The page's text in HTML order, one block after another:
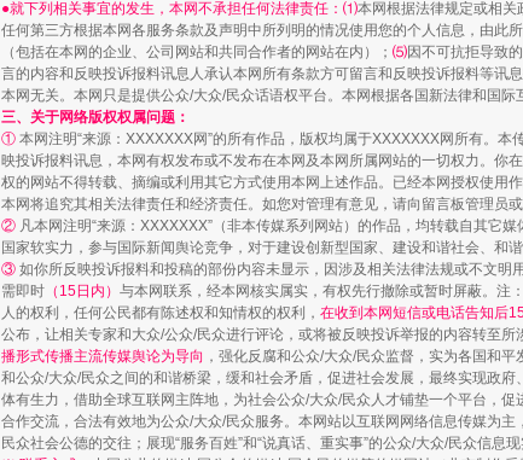
●就下列相关事宜的发生，本网不承担任何法律责任：⑴本网根据法律规定或相关
任何第三方根据本网各服务条款及声明中所列明的情况使用您的个人信息，由此
（包括在本网的企业、公司网站和共同合作者的网站在内）； ⑸因不可抗拒导致
言的内容和反映投诉报料讯息人承认本网所有条款方可留言和反映投诉报料等
本网无关。本网只是提供公众/大众/民众话语权平台。本网根据各国新法律和国际
三、关于网络版权权属问题：
① 本网注明“来源：XXXXXXX网”的所有作品，版权均属于XXXXXXX网所有。
映投诉报料讯息，本网有权发布或不发布在本网及本网所属网站的一切权力。
权的网站不得转载、摘编或利用其它方式使用本网上述作品。已经本网授权使用
本网将追究其相关法律责任和经济责任。如您对管理有意见，请向留言板管理员或
② 凡本网注明“来源：XXXXXXX”（非本传媒系列网站）的作品，均转载自其它
国家软实力，参与国际新闻舆论竞争，对于建设创新型国家、建设和谐社会、和
③ 如你所反映投诉报料和投稿的部份内容未显示，因涉及相关法律法规或不文
需即时 （15日内） 与本网联系，经本网核实属实，有权先行撤除或暂时屏蔽。注
人的权利，任何公民都有陈述权和知情权的权利， 在收到本网短信或电话告知后
公布，让相关专家和大众/公众/民众进行评论，或将被反映投诉举报的内容转至
播形式传播主流传媒舆论为导向 ，强化反腐和公众/大众/民众监督，实为各国和
和公众/大众/民众之间的和谐桥梁，缓和社会矛盾，促进社会发展，最终实现政
体有生力，借助全球互联网主阵地，为社会公众/大众/民众人才铺垫一个平台，
合作交流，合法有效地为公众/大众/民众服务。本网站以互联网网络信息传媒为
民众社会公德的交往；展现“服务百姓”和“说真话、重实事”的公众/大众/民众信息现